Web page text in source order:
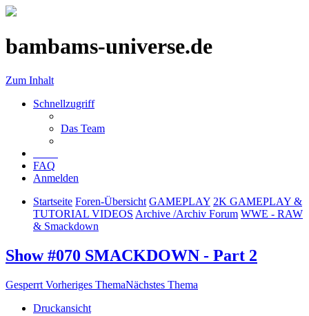
bambams-universe.de
Zum Inhalt
Schnellzugriff
Das Team
FAQ
Anmelden
Startseite Foren-Übersicht GAMEPLAY 2K GAMEPLAY &
TUTORIAL VIDEOS Archive /Archiv Forum WWE - RAW
& Smackdown
Show #070 SMACKDOWN - Part 2
Gesperrt Vorheriges ThemaNächstes Thema
Druckansicht